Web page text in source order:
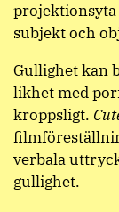
subjekt och
Gullighet kan
likhet med
kroppsligt.
verbala
gullighet.